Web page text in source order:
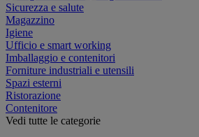
Sicurezza e salute
Magazzino
Igiene
Ufficio e smart working
Imballaggio e contenitori
Forniture industriali e utensili
Spazi esterni
Ristorazione
Contenitore
Vedi tutte le categorie